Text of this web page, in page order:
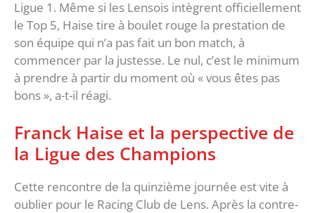
Ligue 1. Même si les Lensois intègrent officiellement
le Top 5, Haise tire à boulet rouge la prestation de
son équipe qui n’a pas fait un bon match, à
commencer par la justesse. Le nul, c’est le minimum
à prendre à partir du moment où « vous êtes pas
bons », a-t-il réagi.
Franck Haise et la perspective de
la Ligue des Champions
Cette rencontre de la quinzième journée est vite à
oublier pour le Racing Club de Lens. Après la contre-